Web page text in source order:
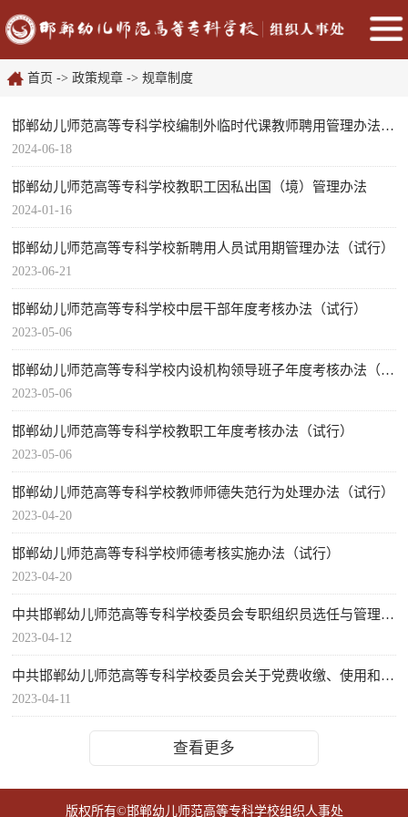
首页 -> 政策规章 -> 规章制度
​邯郸幼儿师范高等专科学校编制外临时代课教师聘用管理办法（试行）
2024-06-18
邯郸幼儿师范高等专科学校教职工因私出国（境）管理办法
2024-01-16
邯郸幼儿师范高等专科学校新聘用人员试用期管理办法（试行）
2023-06-21
邯郸幼儿师范高等专科学校中层干部年度考核办法（试行）
2023-05-06
邯郸幼儿师范高等专科学校内设机构领导班子年度考核办法（试行）
2023-05-06
邯郸幼儿师范高等专科学校教职工年度考核办法（试行）
2023-05-06
邯郸幼儿师范高等专科学校教师师德失范行为处理办法（试行）
2023-04-20
邯郸幼儿师范高等专科学校师德考核实施办法（试行）
2023-04-20
中共邯郸幼儿师范高等专科学校委员会专职组织员选任与管理暂行办法
2023-04-12
中共邯郸幼儿师范高等专科学校委员会关于党费收缴、使用和管理的规定（试行）
2023-04-11
查看更多
版权所有©邯郸幼儿师范高等专科学校组织人事处